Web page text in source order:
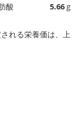
酸
5.66g
れる栄養価は、上